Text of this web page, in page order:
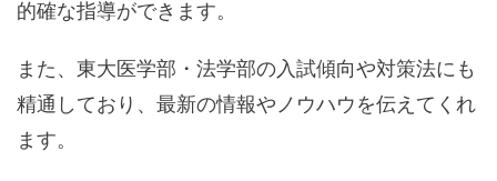
的確な指導ができます。
また、東大医学部・法学部の入試傾向や対策法にも
精通しており、最新の情報やノウハウを伝えてくれ
ます。